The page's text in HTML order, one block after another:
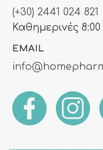
(+30) 2441 024 821
Καθημερινές
EMAIL